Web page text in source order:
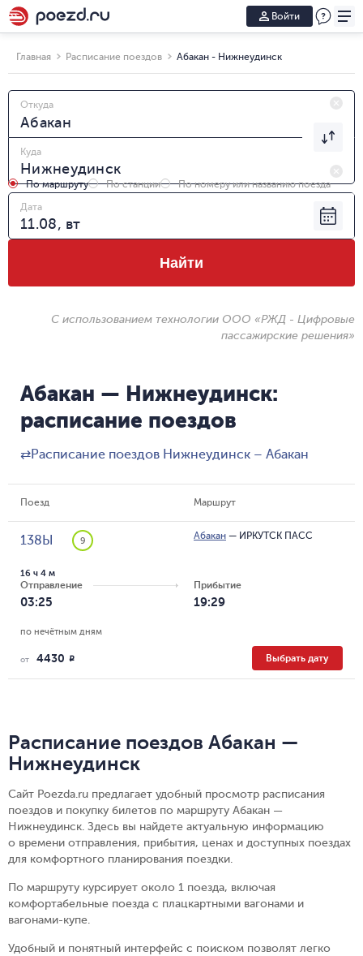
Войти
Главная Расписание поездов Абакан - Нижнеудинск
Откуда
Куда
По маршруту По станции
По номеру или названию поезда
Дата
Найти
С использованием технологии ООО «РЖД - Цифровые
пассажирские решения»
Абакан — Нижнеудинск:
расписание поездов
⇄Расписание поездов Нижнеудинск – Абакан
Поезд Маршрут
138Ы 9 Абакан — ИРКУТСК ПАСС
Отправление
03:25
16 ч 4 м
Прибытие
19:29
по нечётным дням
от 4430 R Выбрать дату
Расписание поездов Абакан —
Нижнеудинск
Сайт Poezda.ru предлагает удобный просмотр расписания
поездов и покупку билетов по маршруту Абакан —
Нижнеудинск. Здесь вы найдете актуальную информацию
о времени отправления, прибытия, ценах и доступных поездах
для комфортного планирования поездки.
По маршруту курсирует около 1 поезда, включая
комфортабельные поезда с плацкартными вагонами и
вагонами-купе.
Удобный и понятный интерфейс с поиском позволят легко